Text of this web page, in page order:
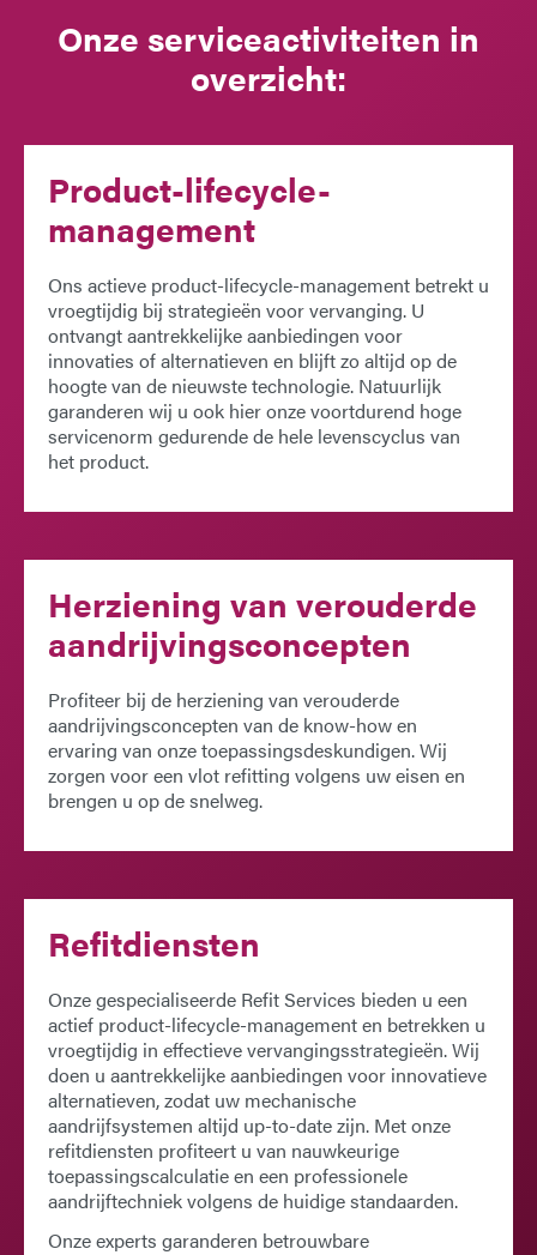
Onze serviceactiviteiten in
overzicht:
Product-lifecycle-
management
Ons actieve product-lifecycle-management betrekt u
vroegtijdig bij strategieën voor vervanging. U
ontvangt aantrekkelijke aanbiedingen voor
innovaties of alternatieven en blijft zo altijd op de
hoogte van de nieuwste technologie. Natuurlijk
garanderen wij u ook hier onze voortdurend hoge
servicenorm gedurende de hele levenscyclus van
het product.
Herziening van verouderde
aandrijvingsconcepten
Profiteer bij de herziening van verouderde
aandrijvingsconcepten van de know-how en
ervaring van onze toepassingsdeskundigen. Wij
zorgen voor een vlot refitting volgens uw eisen en
brengen u op de snelweg.
Refitdiensten
Onze gespecialiseerde Refit Services bieden u een
actief product-lifecycle-management en betrekken u
vroegtijdig in effectieve vervangingsstrategieën. Wij
doen u aantrekkelijke aanbiedingen voor innovatieve
alternatieven, zodat uw mechanische
aandrijfsystemen altijd up-to-date zijn. Met onze
refitdiensten profiteert u van nauwkeurige
toepassingscalculatie en een professionele
aandrijftechniek volgens de huidige standaarden.
Onze experts garanderen betrouwbare